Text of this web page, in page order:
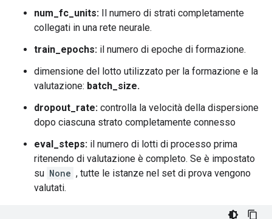
num_fc_units: Il numero di strati completamente
collegati in una rete neurale.
train_epochs: il numero di epoche di formazione.
dimensione del lotto utilizzato per la formazione e la
valutazione: batch_size.
dropout_rate: controlla la velocità della dispersione
dopo ciascuna strato completamente connesso
eval_steps: il numero di lotti di processo prima
ritenendo di valutazione è completo. Se è impostato
su None , tutte le istanze nel set di prova vengono
valutati.